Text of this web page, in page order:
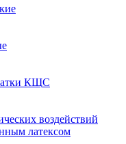
КЩС
воздействий
латексом